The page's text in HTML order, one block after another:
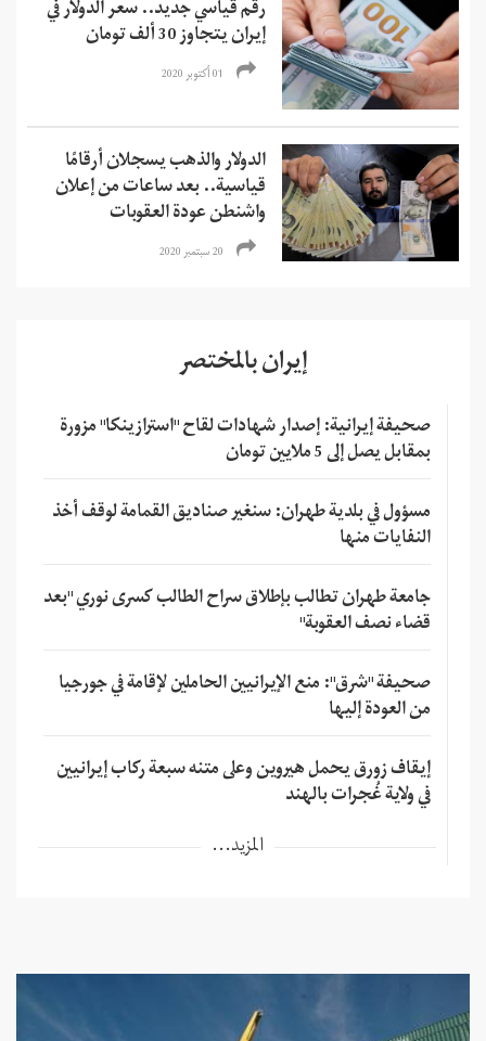
رقم قياسي جديد.. سعر الدولار في
إيران يتجاوز 30 ألف تومان
01 أكتوبر 2020
الدولار والذهب يسجلان أرقامًا
قياسية.. بعد ساعات من إعلان
واشنطن عودة العقوبات
20 سبتمبر 2020
إيران بالمختصر
صحيفة إيرانية: إصدار شهادات لقاح "استرازينكا" مزورة
بمقابل يصل إلى 5 ملايين تومان
مسؤول في بلدية طهران: سنغير صناديق القمامة لوقف أخذ
النفايات منها
جامعة طهران تطالب بإطلاق سراح الطالب كسرى نوري "بعد
قضاء نصف العقوبة"
صحيفة "شرق": منع الإيرانيين الحاملين لإقامة في جورجيا
من العودة إليها
إيقاف زورق يحمل هيروين وعلى متنه سبعة ركاب إيرانيين
في ولاية غُجرات بالهند
المزيد...